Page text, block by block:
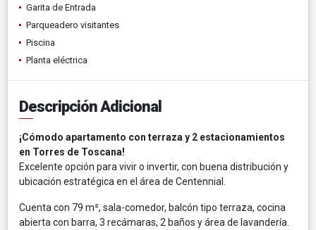
Garita de Entrada
Parqueadero visitantes
Piscina
Planta eléctrica
Descripción Adicional
¡Cómodo apartamento con terraza y 2 estacionamientos
en Torres de Toscana!
Excelente opción para vivir o invertir, con buena distribución y
ubicación estratégica en el área de Centennial.
Cuenta con 79 m², sala-comedor, balcón tipo terraza, cocina
abierta con barra, 3 recámaras, 2 baños y área de lavandería.